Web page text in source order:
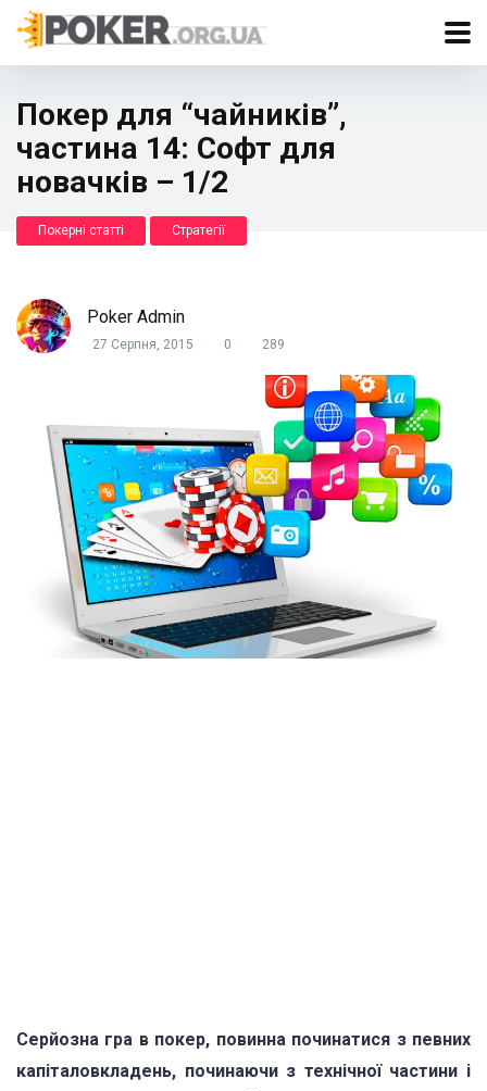
Покер для “чайників”,
частина 14: Софт для
новачків – 1/2
Покерні статті Стратегії
Poker Admin
27 Серпня, 2015 0 289
Серйозна гра в покер, повинна починатися з певних
капіталовкладень, починаючи з технічної частини і